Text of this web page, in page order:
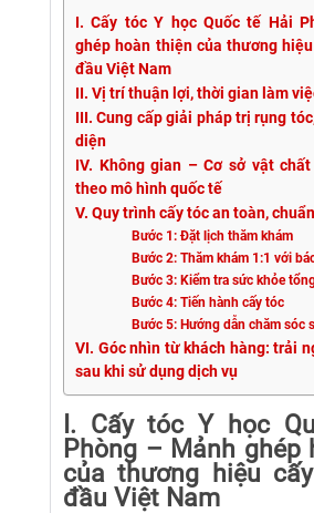
I. Cấy tóc Y học Quốc tế Hải
ghép hoàn thiện của thương
đầu Việt Nam
II. Vị trí thuận lợi, thời gian làm
III. Cung cấp giải pháp trị rụng
diện
IV. Không gian – Cơ sở vật
theo mô hình quốc tế
V. Quy trình cấy tóc an toàn,
Bước 1: Đặt lịch thăm khám
Bước 2: Thăm khám 1:1 với
Bước 3: Kiểm tra sức khỏe
Bước 4: Tiến hành cấy tóc
Bước 5: Hướng dẫn chăm sóc
VI. Góc nhìn từ khách hàng: trải
sau khi sử dụng dịch vụ
I. Cấy tóc Y học
Phòng – Mảnh ghép
của thương hiệu
đầu Việt Nam